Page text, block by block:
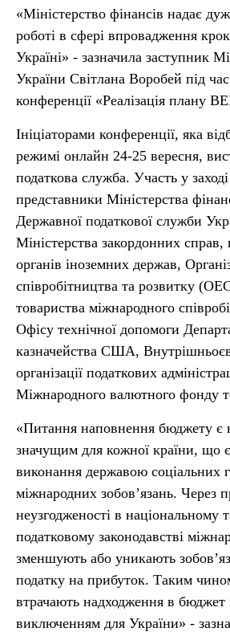
«Міністерство фінансів надає
роботі в сфері впровадження
Україні» - зазначила заступник
України Світлана Воробей під
конференції «Реалізація плану
Ініціаторами конференції, яка
режимі онлайн 24-25 вересня,
податкова служба. Участь у
представники Міністерства
Державної податкової служби
Міністерства закордонних справ,
органів іноземних держав,
співробітництва та розвитку
товариства міжнародного
Офісу технічної допомоги
казначейства США,
організації податкових
Міжнародного валютного фонду
«Питання наповнення бюджету є
значущим для кожної країни, що
виконання державою соціальних
міжнародних зобов’язань. Через
неузгодженості в національному
податковому законодавстві
зменшують або уникають
податку на прибуток. Таким
втрачають надходження в бюджет
виключенням для України» -